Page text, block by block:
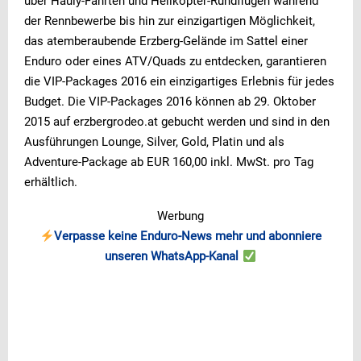
der Rennbewerbe bis hin zur einzigartigen Möglichkeit,
das atemberaubende Erzberg-Gelände im Sattel einer
Enduro oder eines ATV/Quads zu entdecken, garantieren
die VIP-Packages 2016 ein einzigartiges Erlebnis für jedes
Budget. Die VIP-Packages 2016 können ab 29. Oktober
2015 auf erzbergrodeo.at gebucht werden und sind in den
Ausführungen Lounge, Silver, Gold, Platin und als
Adventure-Package ab EUR 160,00 inkl. MwSt. pro Tag
erhältlich.
Werbung
Verpasse keine Enduro-News mehr und abonniere
unseren WhatsApp-Kanal